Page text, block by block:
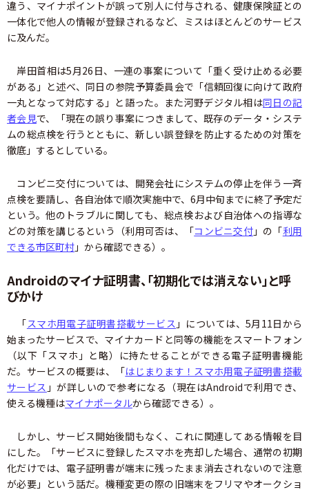
違う、マイナポイントが誤って別人に付与される、健康保険証との
一体化で他人の情報が登録されるなど、ミスはほとんどのサービス
に及んだ。
岸田首相は5月26日、一連の事案について「重く受け止める必要
がある」と述べ、同日の参院予算委員会で「信頼回復に向けて政府
一丸となって対応する」と語った。また河野デジタル相は同日の記
者会見で、「現在の誤り事案につきまして、既存のデータ・システ
ムの総点検を行うとともに、新しい誤登録を防止するための対策を
徹底」するとしている。
コンビニ交付については、開発会社にシステムの停止を伴う一斉
点検を要請し、各自治体で順次実施中で、6月中旬までに終了予定だ
という。他のトラブルに関しても、総点検および自治体への指導な
どの対策を講じるという（利用可否は、「コンビニ交付」の「利用
できる市区町村 」から確認できる）。
Androidのマイナ証明書、「初期化では消えない」と呼
びかけ
「スマホ用電子証明書搭載サービス 」については、5月11日から
始まったサービスで、マイナカードと同等の機能をスマートフォン
（以下「スマホ」と略）に持たせることができる電子証明書機能
だ。サービスの概要は、「はじまります！スマホ用電子証明書搭載
サービス 」が詳しいので参考になる（現在はAndroidで利用でき、
使える機種はマイナポータルから確認できる）。
しかし、サービス開始後間もなく、これに関連してある情報を目
にした。「サービスに登録したスマホを売却した場合、通常の初期
化だけでは、電子証明書が端末に残ったまま消去されないので注意
が必要」という話だ。機種変更の際の旧端末をフリマやオークショ